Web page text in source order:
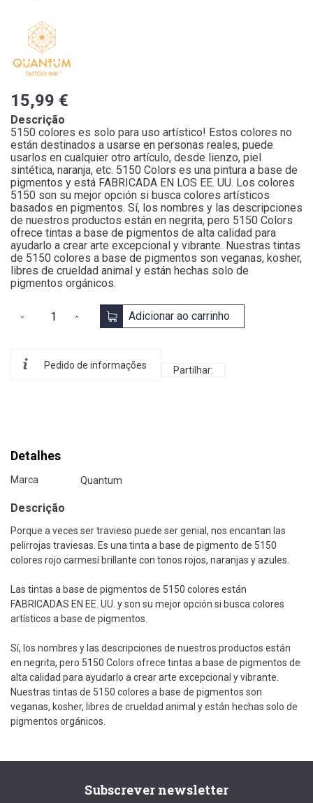
15,99 €
Descrição
5150 colores es solo para uso artístico! Estos colores no
están destinados a usarse en personas reales, puede
usarlos en cualquier otro artículo, desde lienzo, piel
sintética, naranja, etc. 5150 Colors es una pintura a base de
pigmentos y está FABRICADA EN LOS EE. UU. Los colores
5150 son su mejor opción si busca colores artísticos
basados ​​en pigmentos. Sí, los nombres y las descripciones
de nuestros productos están en negrita, pero 5150 Colors
ofrece tintas a base de pigmentos de alta calidad para
ayudarlo a crear arte excepcional y vibrante. Nuestras tintas
de 5150 colores a base de pigmentos son veganas, kosher,
libres de crueldad animal y están hechas solo de
pigmentos orgánicos.
Adicionar ao carrinho
Pedido de informações Partilhar:
Detalhes
Marca Quantum
Descrição
Porque a veces ser travieso puede ser genial, nos encantan las
pelirrojas traviesas. Es una tinta a base de pigmento de 5150
colores rojo carmesí brillante con tonos rojos, naranjas y azules.
Las tintas a base de pigmentos de 5150 colores están
FABRICADAS EN EE. UU. y son su mejor opción si busca colores
artísticos a base de pigmentos.
Sí, los nombres y las descripciones de nuestros productos están
en negrita, pero 5150 Colors ofrece tintas a base de pigmentos de
alta calidad para ayudarlo a crear arte excepcional y vibrante.
Nuestras tintas de 5150 colores a base de pigmentos son
veganas, kosher, libres de crueldad animal y están hechas solo de
pigmentos orgánicos.
Subscrever newsletter